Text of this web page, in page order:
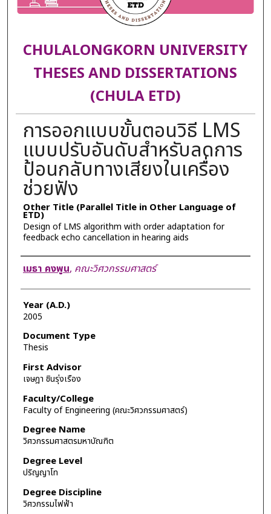
CHULALONGKORN UNIVERSITY
THESES AND DISSERTATIONS
(CHULA ETD)
การออกแบบขั้นตอนวิธี LMS
แบบปรับอันดับสำหรับลดการ
ป้อนกลับทางเสียงในเครื่อง
ช่วยฟัง
Other Title (Parallel Title in Other Language of
ETD)
Design of LMS algorithm with order adaptation for
feedback echo cancellation in hearing aids
Author
เมธา คงพูน, คณะวิศวกรรมศาสตร์
Year (A.D.)
2005
Document Type
Thesis
First Advisor
เจษฎา ชินรุ่งเรือง
Faculty/College
Faculty of Engineering (คณะวิศวกรรมศาสตร์)
Degree Name
วิศวกรรมศาสตรมหาบัณฑิต
Degree Level
ปริญญาโท
Degree Discipline
วิศวกรรมไฟฟ้า